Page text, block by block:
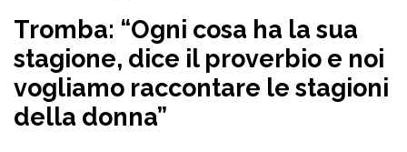
Tromba: “Ogni cosa ha la sua
stagione, dice il proverbio e noi
vogliamo raccontare le stagioni
della donna”